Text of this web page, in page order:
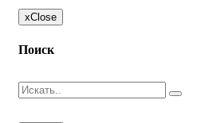
xClose
Поиск